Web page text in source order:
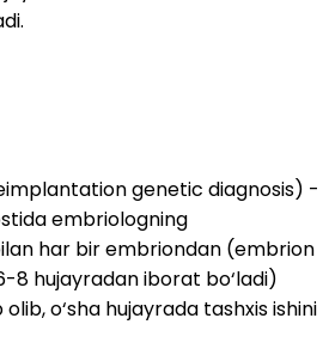
genetic diagnosis) -
embriologning
har bir embriondan (embrion
8 hujayradan iborat bo‘ladi)
o‘sha hujayrada tashxis ishini